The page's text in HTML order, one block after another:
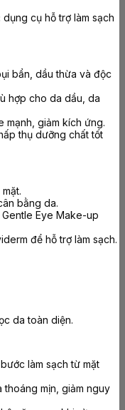
dụng cụ hỗ trợ làm sạch
bẩn, dầu thừa và độc
hợp cho da dầu, da
mạnh, giảm kích ứng.
thụ dưỡng chất tốt
bằng da.
Eye Make-up
để hỗ trợ làm sạch.
da toàn diện.
làm sạch từ mặt
thoáng mịn, giảm nguy